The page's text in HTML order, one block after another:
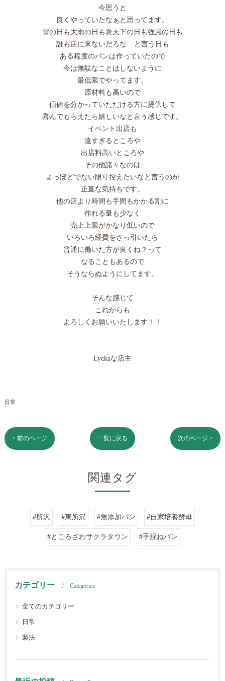
今思うと
良くやっていたなぁと思ってます。
雪の日も大雨の日も炎天下の日も強風の日も
誰も店に来ないだろな···と言う日も
ある程度のパンは作っていたので
今は無駄なことはしないように
最低限でやってます。
原材料も高いので
価値を分かっていただける方に提供して
喜んでもらえたら嬉しいなと言う感じです。
イベント出店も
遠すぎるところや
出店料高いところや
その他諸々なのは
よっぽどでない限り控えたいなと言うのが
正直な気持ちです。
他の店より時間も手間もかかる割に
作れる量も少なく
売上上限がかなり低いので
いろいろ経費をさっ引いたら
普通に働いた方が良くね？って
なることもあるので
そうならぬようにしてます。
そんな感じて
これからも
よろしくお願いいたします！！
Lyckaな店主
日常
< 前のページ 一覧に戻る 次のページ >
関連タグ
#所沢 #東所沢 #無添加パン #自家培養酵母
#ところざわサクラタウン #手捏ねパン
カテゴリー Categories
全てのカテゴリー
日常
製法